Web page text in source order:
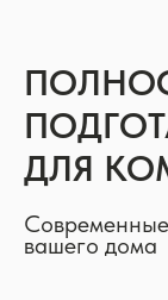
ДЛЯ
вашего дома